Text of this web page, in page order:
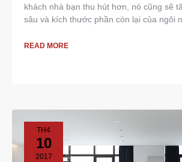
khách nhà bạn thu hút hơn, nó cũng sẽ
sâu và kích thước phần còn lại của ngôi
READ MORE
TH4
10
2017